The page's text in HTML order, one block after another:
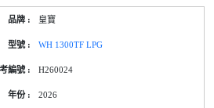
皇寶
WH 1300TF LPG
H260024
2026